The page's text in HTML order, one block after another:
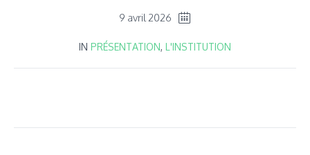
9 avril 2026
IN PRÉSENTATION, L'INSTITUTION